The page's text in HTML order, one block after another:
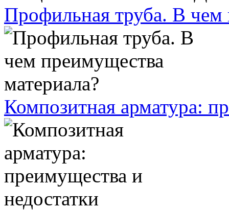
Профильная труба. В чем
Композитная арматура: